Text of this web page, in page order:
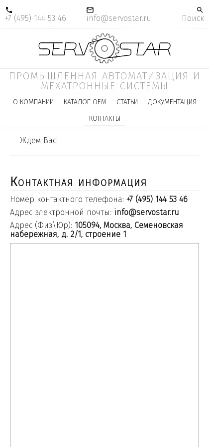
+7 (495) 144 53 46 info@servostar.ru Поиск
ПРОМЫШЛЕННАЯ АВТОМАТИЗАЦИЯ И
МЕХАТРОННЫЕ СИСТЕМЫ
О КОМПАНИИ СТАТЬИ ДОКУМЕНТАЦИЯ
КАТАЛОГ ОЕМ
КОНТАКТЫ
Ждём Вас!
Контактная информация
Номер контактного телефона: +7 (495) 144 53 46
Адрес электронной почты: info@servostar.ru
Адрес (Физ\Юр): 105094, Москва, Семеновская
набережная, д. 2/1, строение 1